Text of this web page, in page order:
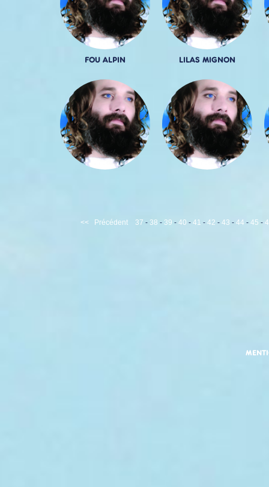
FOU ALPIN LILAS MIGNON
<< Précédent 37 - 38 - 39 - 40 - 41 - 42 - 43 - 44 - 45 -